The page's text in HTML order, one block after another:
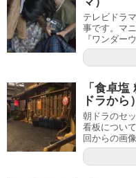
テレビドラ
事です。マ
『ワンダー
「食卓
ドラから）
朝ドラのセ
看板につい
回からの画